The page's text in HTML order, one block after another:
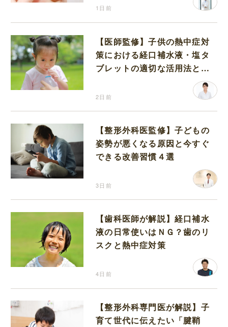
1日前
【医師監修】子供の熱中症対
策における経口補水液・塩タ
ブレットの適切な活用法と水
2日前
【整形外科医監修】子どもの
姿勢が悪くなる原因と今すぐ
できる改善習慣４選
3日前
【歯科医師が解説】経口補水
液の日常使いはＮＧ？歯のリ
スクと熱中症対策
4日前
【整形外科専門医が解説】子
育て世代に伝えたい「腱鞘